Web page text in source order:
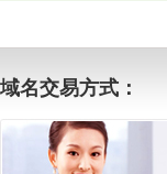
域名交易方式：